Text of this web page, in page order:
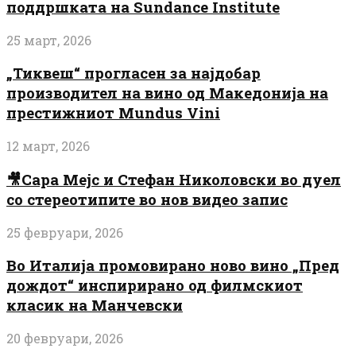
поддршката на Sundance Institute
25 март, 2026
„Тиквеш“ прогласен за најдобар
производител на вино од Македонија на
престижниот Mundus Vini
12 март, 2026
🎥Сара Мејс и Стефан Николовски во дуел
со стереотипите во нов видео запис
25 февруари, 2026
Во Италија промовирано ново вино „Пред
дождот“ инспирирано од филмскиот
класик на Манчевски
20 февруари, 2026